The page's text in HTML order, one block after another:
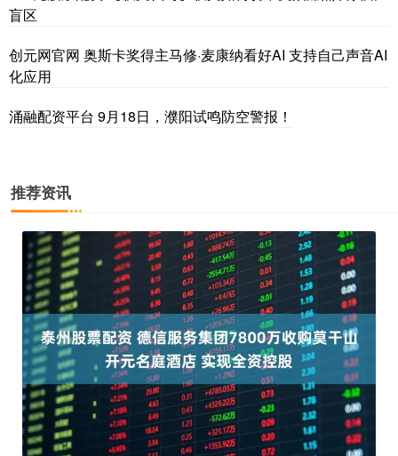
盲区
创元网官网 奥斯卡奖得主马修·麦康纳看好AI 支持自己声音AI
化应用
涌融配资平台 9月18日，濮阳试鸣防空警报！
推荐资讯